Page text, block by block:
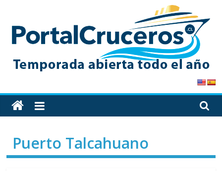
content
PortalCruceros
Toda
la
cruceros
Puerto Talcahuano